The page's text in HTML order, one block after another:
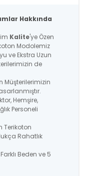
Hakkında
Kalite'ye Özen
Modolemiz
ve Ekstra Uzun
de
Müşterilerimizin
Hemşire,
Personeli
Terikoton
Rahatlık
Beden ve 5